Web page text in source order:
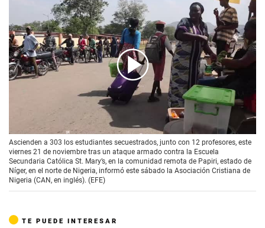
00:00/01:07
Ascienden a 303 los estudiantes secuestrados, junto con 12 profesores, este
viernes 21 de noviembre tras un ataque armado contra la Escuela
Secundaria Católica St. Mary’s, en la comunidad remota de Papiri, estado de
Níger, en el norte de Nigeria, informó este sábado la Asociación Cristiana de
Nigeria (CAN, en inglés). (EFE)
TE PUEDE INTERESAR